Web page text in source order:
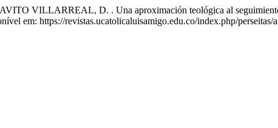
VILLARREAL, D. . Una aproximación teológica al seguimiento
em: https://revistas.ucatolicaluisamigo.edu.co/index.php/